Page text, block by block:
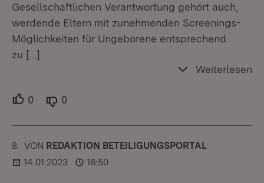
Gesellschaftlichen Verantwortung gehört auch,
werdende Eltern mit zunehmenden Screenings-
Möglichkeiten für Ungeborene entsprechend
zu […]
Weiterlesen
0 Unterstützer.
0
8. KOMMENTAR
VON :REDAKTION BETEILIGUNGSPORTAL
14.01.2023
16:50